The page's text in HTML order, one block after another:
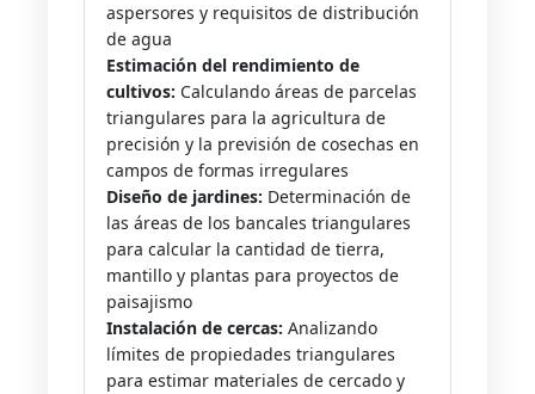
aspersores y requisitos de distribución
de agua
Estimación del rendimiento de
cultivos: Calculando áreas de parcelas
triangulares para la agricultura de
precisión y la previsión de cosechas en
campos de formas irregulares
Diseño de jardines: Determinación de
las áreas de los bancales triangulares
para calcular la cantidad de tierra,
mantillo y plantas para proyectos de
paisajismo
Instalación de cercas: Analizando
límites de propiedades triangulares
para estimar materiales de cercado y